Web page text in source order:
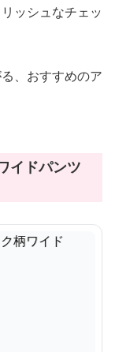
ッシュなチェッ
、おすすめのア
イドパンツ